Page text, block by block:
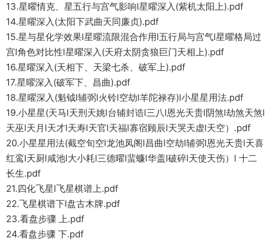
13.星曜情克、星五行与宫气影响l星曜深入(紫机太阳上).pdf
14.星曜深入(太阳下武曲天同廉贞).pdf
15.星与星化学效果l星曜流限混合作用l五行局与宫气l星曜格局过
宫l角色对比性l星曜深入(天府太阴贪狼巨门天相上).pdf
16.星曜深入(天相下、天梁七杀、破军上).pdf
17.星曜深入(破军下、昌曲).pdf
18.星曜深入(魁钺l辅弼l火铃l空劫l羊陀禄存)l小星星用法.pdf
19.小星星(天马l天刑天姚l台辅封诰l三八l恩光天贵l阴煞l劫煞天煞l
天巫l天月l天才l天寿l天官l天福l寡宿顾辰l天哭天虚l天空）.pdf
20.小星星用法(截空旬空l龙池凤阁l昌曲l空劫l辅弼l恩光天贵l天喜
红鸾l天厨l咸池l大小耗l三德曜l蜚蠊l华盖l破碎l天使天伤）l 十二
长生.pdf
21.四化飞星l飞星棋谱上.pdf
22.飞星棋谱下l盘古木牌.pdf
23.看盘步骤 上.pdf
24.看盘步骤 下.pdf